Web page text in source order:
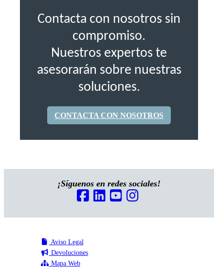
Contacta con nosotros sin
compromiso.
Nuestros expertos te
asesorarán sobre nuestras
soluciones.
CONTACTA CON NOSOTROS
¡Síguenos en redes sociales!
Aviso Legal
Devoluciones
Mapa Web